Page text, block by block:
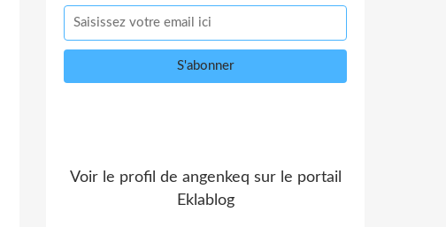
Voir le profil de angenkeq sur le portail
Eklablog